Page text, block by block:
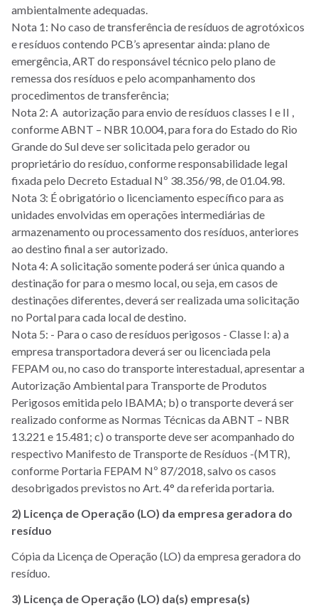
ambientalmente adequadas.
Nota 1: No caso de transferência de resíduos de agrotóxicos
e resíduos contendo PCB’s apresentar ainda: plano de
emergência, ART do responsável técnico pelo plano de
remessa dos resíduos e pelo acompanhamento dos
procedimentos de transferência;
Nota 2: A autorização para envio de resíduos classes I e II ,
conforme ABNT – NBR 10.004, para fora do Estado do Rio
Grande do Sul deve ser solicitada pelo gerador ou
proprietário do resíduo, conforme responsabilidade legal
fixada pelo Decreto Estadual Nº 38.356/98, de 01.04.98.
Nota 3: É obrigatório o licenciamento específico para as
unidades envolvidas em operações intermediárias de
armazenamento ou processamento dos resíduos, anteriores
ao destino final a ser autorizado.
Nota 4: A solicitação somente poderá ser única quando a
destinação for para o mesmo local, ou seja, em casos de
destinações diferentes, deverá ser realizada uma solicitação
no Portal para cada local de destino.
Nota 5: - Para o caso de resíduos perigosos - Classe I: a) a
empresa transportadora deverá ser ou licenciada pela
FEPAM ou, no caso do transporte interestadual, apresentar a
Autorização Ambiental para Transporte de Produtos
Perigosos emitida pelo IBAMA; b) o transporte deverá ser
realizado conforme as Normas Técnicas da ABNT – NBR
13.221 e 15.481; c) o transporte deve ser acompanhado do
respectivo Manifesto de Transporte de Resíduos -(MTR),
conforme Portaria FEPAM Nº 87/2018, salvo os casos
desobrigados previstos no Art. 4° da referida portaria.
2) Licença de Operação (LO) da empresa geradora do
resíduo
Cópia da Licença de Operação (LO) da empresa geradora do
resíduo.
3) Licença de Operação (LO) da(s) empresa(s)